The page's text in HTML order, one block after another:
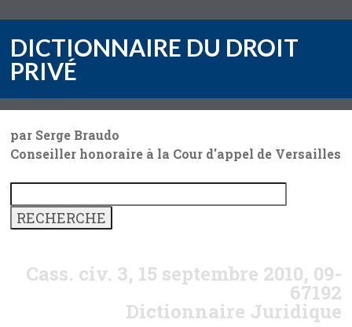
DICTIONNAIRE DU DROIT
PRIVÉ
par Serge Braudo
Conseiller honoraire à la Cour d'appel de Versailles
Cass. civ. 3, 15 septembre 2010, 09-
67192
Dictionnaire Juridique